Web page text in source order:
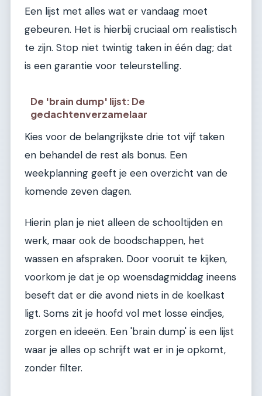
Een lijst met alles wat er vandaag moet
gebeuren. Het is hierbij cruciaal om realistisch
te zijn. Stop niet twintig taken in één dag; dat
is een garantie voor teleurstelling.
De 'brain dump' lijst: De
gedachtenverzamelaar
Kies voor de belangrijkste drie tot vijf taken
en behandel de rest als bonus. Een
weekplanning geeft je een overzicht van de
komende zeven dagen.
Hierin plan je niet alleen de schooltijden en
werk, maar ook de boodschappen, het
wassen en afspraken. Door vooruit te kijken,
voorkom je dat je op woensdagmiddag ineens
beseft dat er die avond niets in de koelkast
ligt. Soms zit je hoofd vol met losse eindjes,
zorgen en ideeën. Een 'brain dump' is een lijst
waar je alles op schrijft wat er in je opkomt,
zonder filter.